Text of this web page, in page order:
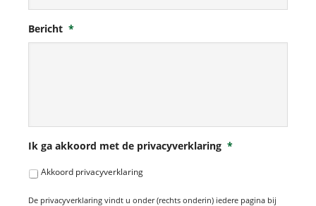
Bericht *
Ik ga akkoord met de privacyverklaring *
Akkoord privacyverklaring
De privacyverklaring vindt u onder (rechts onderin) iedere pagina bij